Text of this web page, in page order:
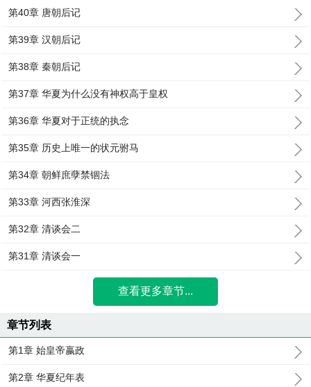
第40章 唐朝后记
第39章 汉朝后记
第38章 秦朝后记
第37章 华夏为什么没有神权高于皇权
第36章 华夏对于正统的执念
第35章 历史上唯一的状元驸马
第34章 朝鲜庶孽禁锢法
第33章 河西张淮深
第32章 清谈会二
第31章 清谈会一
查看更多章节...
章节列表
第1章 始皇帝嬴政
第2章 华夏纪年表